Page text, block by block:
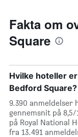
Fakta om
Square
Hvilke hoteller
Bedford Square?
9.390 anmeldelser
gennemsnit på
på Royal National
fra 13.491